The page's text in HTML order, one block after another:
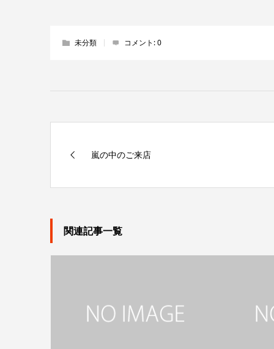
未分類 コメント:0
嵐の中のご来店
関連記事一覧